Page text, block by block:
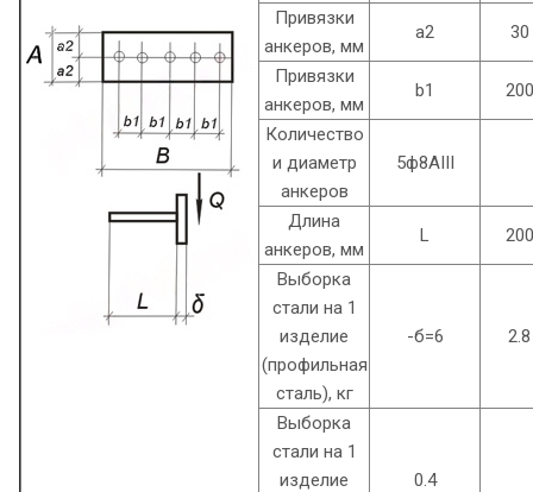
Привязки
анкеров, мм
а2 30
Привязки
анкеров, мм
b1 200
Количество
и диаметр
анкеров
5ф8AIII
Длина
анкеров, мм
L 200
Выборка
стали на 1
изделие
(профильная
сталь), кг
-б=6 2.8
Выборка
стали на 1
изделие
0.4